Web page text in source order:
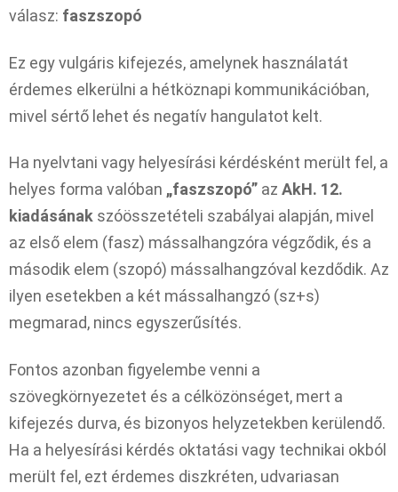
válasz: faszszopó
Ez egy vulgáris kifejezés, amelynek használatát
érdemes elkerülni a hétköznapi kommunikációban,
mivel sértő lehet és negatív hangulatot kelt.
Ha nyelvtani vagy helyesírási kérdésként merült fel, a
helyes forma valóban „faszszopó” az AkH. 12.
kiadásának szóösszetételi szabályai alapján, mivel
az első elem (fasz) mássalhangzóra végződik, és a
második elem (szopó) mássalhangzóval kezdődik. Az
ilyen esetekben a két mássalhangzó (sz+s)
megmarad, nincs egyszerűsítés.
Fontos azonban figyelembe venni a
szövegkörnyezetet és a célközönséget, mert a
kifejezés durva, és bizonyos helyzetekben kerülendő.
Ha a helyesírási kérdés oktatási vagy technikai okból
merült fel, ezt érdemes diszkréten, udvariasan